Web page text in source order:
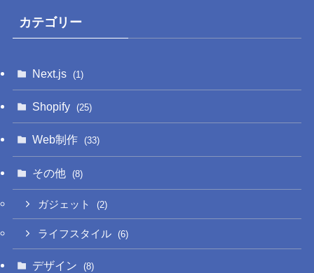
カテゴリー
Next.js (1)
Shopify (25)
Web制作 (33)
その他 (8)
ガジェット (2)
ライフスタイル (6)
デザイン (8)